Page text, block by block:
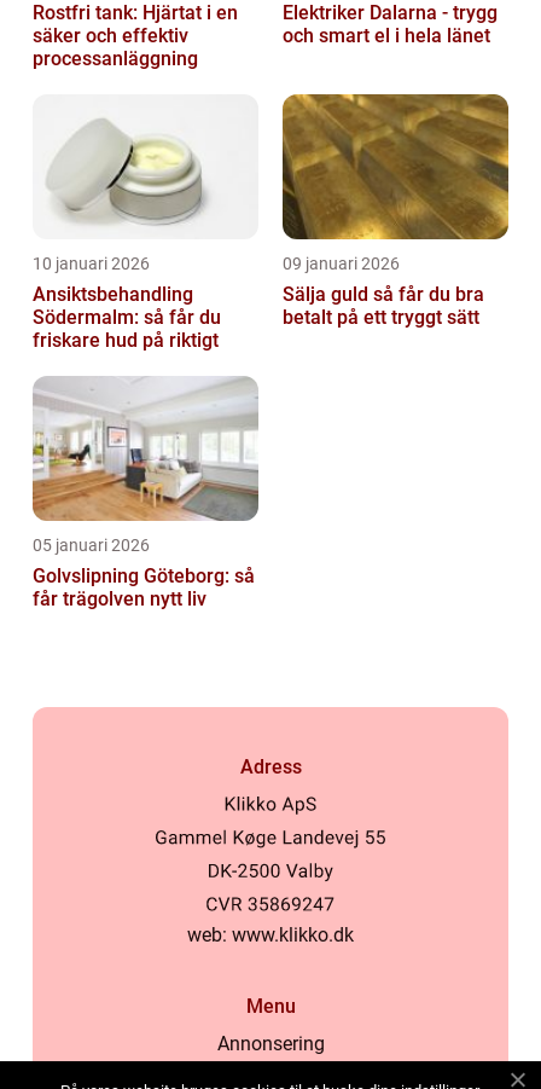
Rostfri tank: Hjärtat i en
säker och effektiv
processanläggning
Elektriker Dalarna - trygg
och smart el i hela länet
10 januari 2026
Ansiktsbehandling
Södermalm: så får du
friskare hud på riktigt
09 januari 2026
Sälja guld så får du bra
betalt på ett tryggt sätt
05 januari 2026
Golvslipning Göteborg: så
får trägolven nytt liv
Adress
web: www.klikko.dk
Menu
Annonsering